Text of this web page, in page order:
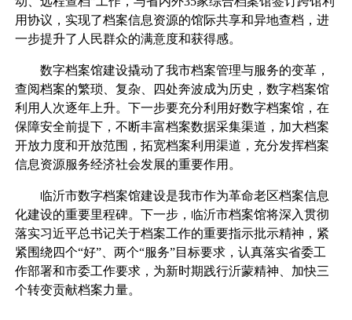
用协议，实现了档案信息资源的馆际共享和异地查档，进
一步提升了人民群众的满意度和获得感。
数字档案馆建设撬动了我市档案管理与服务的变革，
查阅档案的繁琐、复杂、四处奔波成为历史，数字档案馆
利用人次逐年上升。下一步要充分利用好数字档案馆，在
保障安全前提下，不断丰富档案数据采集渠道，加大档案
开放力度和开放范围，拓宽档案利用渠道，充分发挥档案
信息资源服务经济社会发展的重要作用。
临沂市数字档案馆建设是我市作为革命老区档案信息
化建设的重要里程碑。下一步，临沂市档案馆将深入贯彻
落实习近平总书记关于档案工作的重要指示批示精神，紧
紧围绕四个“好”、两个“服务”目标要求，认真落实省委工
作部署和市委工作要求，为新时期践行沂蒙精神、加快三
个转变贡献档案力量。